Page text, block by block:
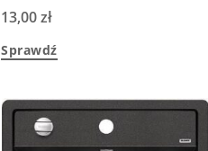
13,00zł
Sprawdź